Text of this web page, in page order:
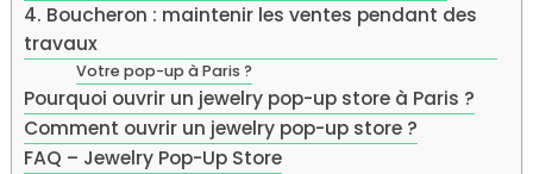
4. Boucheron : maintenir les ventes pendant des
travaux
Votre pop-up à Paris ?
Pourquoi ouvrir un jewelry pop-up store à Paris ?
Comment ouvrir un jewelry pop-up store ?
FAQ – Jewelry Pop-Up Store